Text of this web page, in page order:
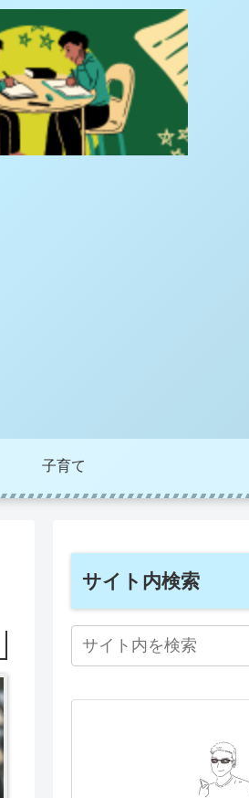
子育て
サイト内検索